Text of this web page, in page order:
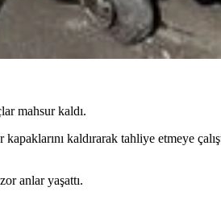
mahsur kaldı.
kaldırarak tahliye etmeye
anlar yaşattı.